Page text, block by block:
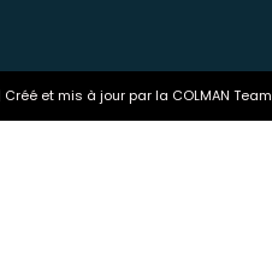
et mis à jour par la COLMAN Team